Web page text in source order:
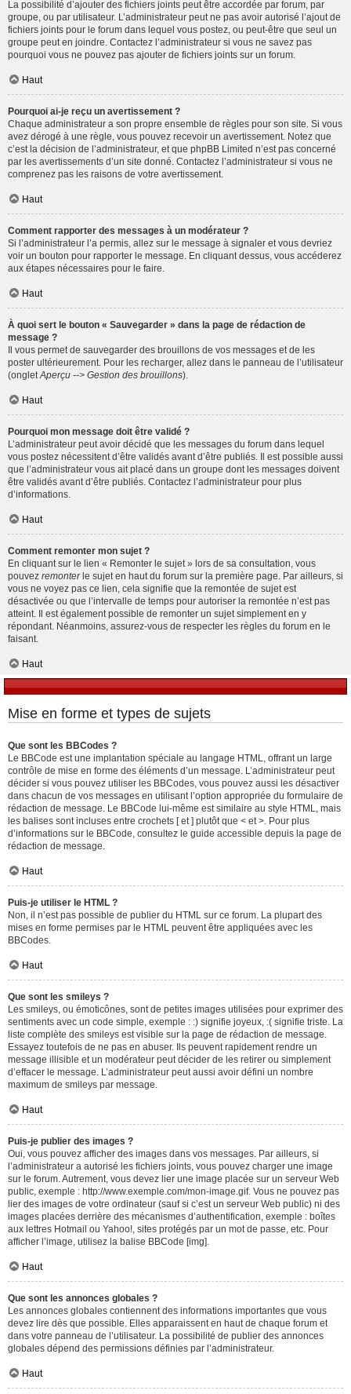
La possibilité d’ajouter des fichiers joints peut être accordée par forum, par
groupe, ou par utilisateur. L’administrateur peut ne pas avoir autorisé l’ajout de
fichiers joints pour le forum dans lequel vous postez, ou peut-être que seul un
groupe peut en joindre. Contactez l’administrateur si vous ne savez pas
pourquoi vous ne pouvez pas ajouter de fichiers joints sur un forum.
Haut
Pourquoi ai-je reçu un avertissement ?
Chaque administrateur a son propre ensemble de règles pour son site. Si vous
avez dérogé à une règle, vous pouvez recevoir un avertissement. Notez que
c’est la décision de l’administrateur, et que phpBB Limited n’est pas concerné
par les avertissements d’un site donné. Contactez l’administrateur si vous ne
comprenez pas les raisons de votre avertissement.
Haut
Comment rapporter des messages à un modérateur ?
Si l’administrateur l’a permis, allez sur le message à signaler et vous devriez
voir un bouton pour rapporter le message. En cliquant dessus, vous accéderez
aux étapes nécessaires pour le faire.
Haut
À quoi sert le bouton « Sauvegarder » dans la page de rédaction de
message ?
Il vous permet de sauvegarder des brouillons de vos messages et de les
poster ultérieurement. Pour les recharger, allez dans le panneau de l’utilisateur
(onglet Aperçu --> Gestion des brouillons).
Haut
Pourquoi mon message doit être validé ?
L’administrateur peut avoir décidé que les messages du forum dans lequel
vous postez nécessitent d’être validés avant d’être publiés. Il est possible aussi
que l’administrateur vous ait placé dans un groupe dont les messages doivent
être validés avant d’être publiés. Contactez l’administrateur pour plus
d’informations.
Haut
Comment remonter mon sujet ?
En cliquant sur le lien « Remonter le sujet » lors de sa consultation, vous
pouvez remonterle sujet en haut du forum sur la première page. Par ailleurs, si
vous ne voyez pas ce lien, cela signifie que la remontée de sujet est
désactivée ou que l’intervalle de temps pour autoriser la remontée n’est pas
atteint. Il est également possible de remonter un sujet simplement en y
répondant. Néanmoins, assurez-vous de respecter les règles du forum en le
faisant.
Haut
Mise en forme et types de sujets
Que sont les BBCodes ?
Le BBCode est une implantation spéciale au langage HTML, offrant un large
contrôle de mise en forme des éléments d’un message. L’administrateur peut
décider si vous pouvez utiliser les BBCodes, vous pouvez aussi les désactiver
dans chacun de vos messages en utilisant l’option appropriée du formulaire de
rédaction de message. Le BBCode lui-même est similaire au style HTML, mais
les balises sont incluses entre crochets [ et ] plutôt que < et >. Pour plus
d’informations sur le BBCode, consultez le guide accessible depuis la page de
rédaction de message.
Haut
Puis-je utiliser le HTML ?
Non, il n’est pas possible de publier du HTML sur ce forum. La plupart des
mises en forme permises par le HTML peuvent être appliquées avec les
BBCodes.
Haut
Que sont les smileys ?
Les smileys, ou émoticônes, sont de petites images utilisées pour exprimer des
sentiments avec un code simple, exemple : :) signifie joyeux, :( signifie triste. La
liste complète des smileys est visible sur la page de rédaction de message.
Essayez toutefois de ne pas en abuser. Ils peuvent rapidement rendre un
message illisible et un modérateur peut décider de les retirer ou simplement
d’effacer le message. L’administrateur peut aussi avoir défini un nombre
maximum de smileys par message.
Haut
Puis-je publier des images ?
Oui, vous pouvez afficher des images dans vos messages. Par ailleurs, si
l’administrateur a autorisé les fichiers joints, vous pouvez charger une image
sur le forum. Autrement, vous devez lier une image placée sur un serveur Web
public, exemple : http://www.exemple.com/mon-image.gif. Vous ne pouvez pas
lier des images de votre ordinateur (sauf si c’est un serveur Web public) ni des
images placées derrière des mécanismes d’authentification, exemple : boîtes
aux lettres Hotmail ou Yahoo!, sites protégés par un mot de passe, etc. Pour
afficher l’image, utilisez la balise BBCode [img].
Haut
Que sont les annonces globales ?
Les annonces globales contiennent des informations importantes que vous
devez lire dès que possible. Elles apparaissent en haut de chaque forum et
dans votre panneau de l’utilisateur. La possibilité de publier des annonces
globales dépend des permissions définies par l’administrateur.
Haut